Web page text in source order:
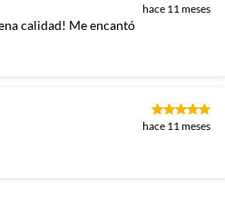
hace 11 meses
calidad! Me encantó
hace 11 meses